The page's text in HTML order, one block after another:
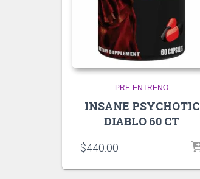
PRE-ENTRENO
INSANE PSYCHOTIC
DIABLO 60 CT
$440.00